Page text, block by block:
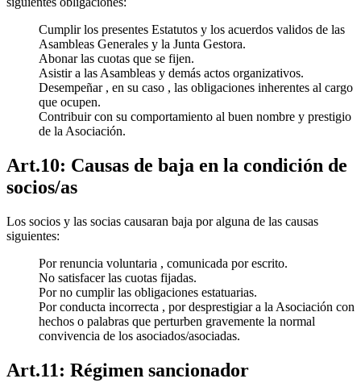
Cumplir los presentes Estatutos y los acuerdos validos de las
Asambleas Generales y la Junta Gestora.
Abonar las cuotas que se fijen.
Asistir a las Asambleas y demás actos organizativos.
Desempeñar , en su caso , las obligaciones inherentes al cargo
que ocupen.
Contribuir con su comportamiento al buen nombre y prestigio
de la Asociación.
Art.10: Causas de baja en la condición de
socios/as
Los socios y las socias causaran baja por alguna de las causas
siguientes:
Por renuncia voluntaria , comunicada por escrito.
No satisfacer las cuotas fijadas.
Por no cumplir las obligaciones estatuarias.
Por conducta incorrecta , por desprestigiar a la Asociación con
hechos o palabras que perturben gravemente la normal
convivencia de los asociados/asociadas.
Art.11: Régimen sancionador